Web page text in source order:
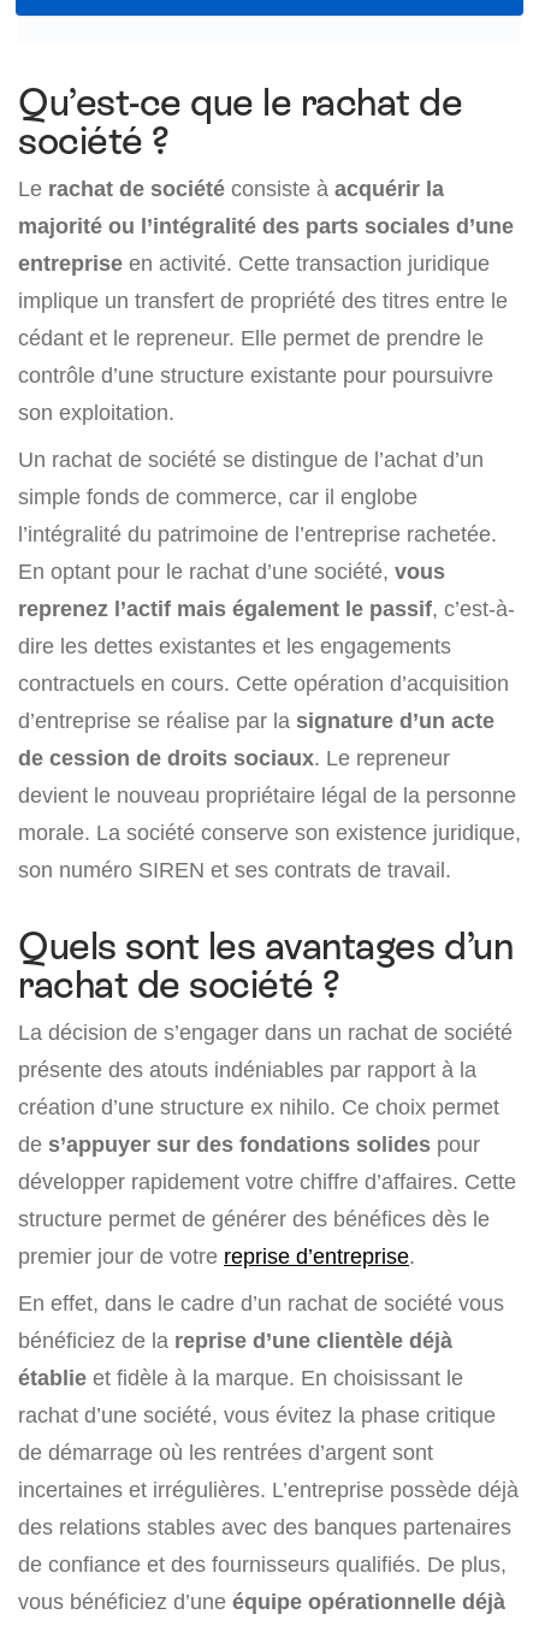
Qu’est-ce que le rachat de
société ?
Le rachat de société consiste à acquérir la
majorité ou l’intégralité des parts sociales d’une
entreprise en activité. Cette transaction juridique
implique un transfert de propriété des titres entre le
cédant et le repreneur. Elle permet de prendre le
contrôle d’une structure existante pour poursuivre
son exploitation.
Un rachat de société se distingue de l’achat d’un
simple fonds de commerce, car il englobe
l’intégralité du patrimoine de l’entreprise rachetée.
En optant pour le rachat d’une société, vous
reprenez l’actif mais également le passif, c’est-à-
dire les dettes existantes et les engagements
contractuels en cours. Cette opération d’acquisition
d’entreprise se réalise par la signature d’un acte
de cession de droits sociaux. Le repreneur
devient le nouveau propriétaire légal de la personne
morale. La société conserve son existence juridique,
son numéro SIREN et ses contrats de travail.
Quels sont les avantages d’un
rachat de société ?
La décision de s’engager dans un rachat de société
présente des atouts indéniables par rapport à la
création d’une structure ex nihilo. Ce choix permet
de s’appuyer sur des fondations solides pour
développer rapidement votre chiffre d’affaires. Cette
structure permet de générer des bénéfices dès le
premier jour de votre reprise d’entreprise.
En effet, dans le cadre d’un rachat de société vous
bénéficiez de la reprise d’une clientèle déjà
établie et fidèle à la marque. En choisissant le
rachat d’une société, vous évitez la phase critique
de démarrage où les rentrées d’argent sont
incertaines et irrégulières. L’entreprise possède déjà
des relations stables avec des banques partenaires
de confiance et des fournisseurs qualifiés. De plus,
vous bénéficiez d’une équipe opérationnelle déjà